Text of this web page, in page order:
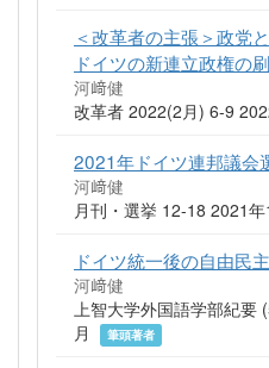
＜改革者の主張＞政党
ドイツの新連立政権の
河﨑健
改革者 2022(2月) 6-9
2021年ドイツ連邦議会
河﨑健
月刊・選挙 12-18 2021年
ドイツ統一後の自由民
河﨑健
上智大学外国語学部紀要
月
筆頭著者